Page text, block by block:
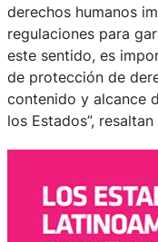
derechos humanos
regulaciones para
este sentido, es
de protección de
contenido y alcance
los Estados”,